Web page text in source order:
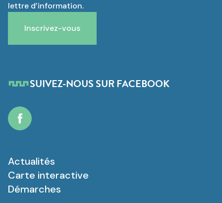
lettre d’information.
Inscrivez-vous
SUIVEZ-NOUS SUR FACEBOOK
Actualités
Carte interactive
Démarches